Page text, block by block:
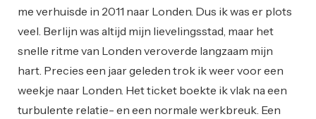
me verhuisde in 2011 naar Londen. Dus ik was er plots
veel. Berlijn was altijd mijn lievelingsstad, maar het
snelle ritme van Londen veroverde langzaam mijn
hart. Precies een jaar geleden trok ik weer voor een
weekje naar Londen. Het ticket boekte ik vlak na een
turbulente relatie- en een normale werkbreuk. Een